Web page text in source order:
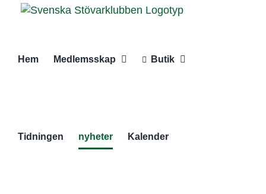
Fortsätt
Hem Medlemsskap Butik
Tidningen nyheter Kalender